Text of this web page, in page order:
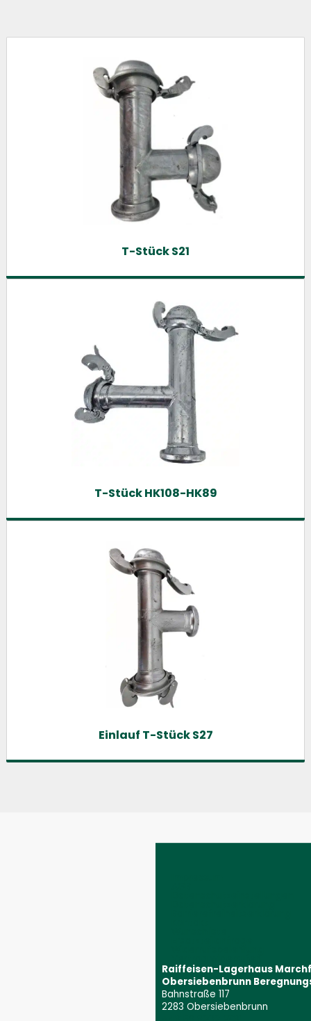
T-Stück S21
T-Stück HK108-HK89
Einlauf T-Stück S27
Raiffeisen-Lagerhaus
Obersiebenbrunn
Bahnstraße 117
2283 Obersiebenbrunn